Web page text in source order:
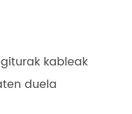
kableak
duela